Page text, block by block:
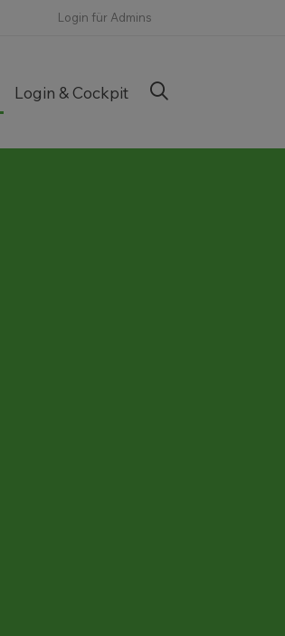
Login für Admins
Login & Cockpit